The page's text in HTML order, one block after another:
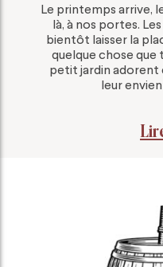
Le printemps arrive,
là, à nos portes.
bientôt laisser la
quelque chose que
petit jardin adorent
leur